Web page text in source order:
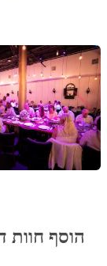
ותאורה למסיבה
וליווי אישי
ולהבטיח לעצמכם
נשכחת. אנו
לביקור במקום
הוסף חוות